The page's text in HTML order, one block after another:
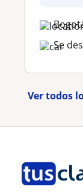
Se
Ver todos